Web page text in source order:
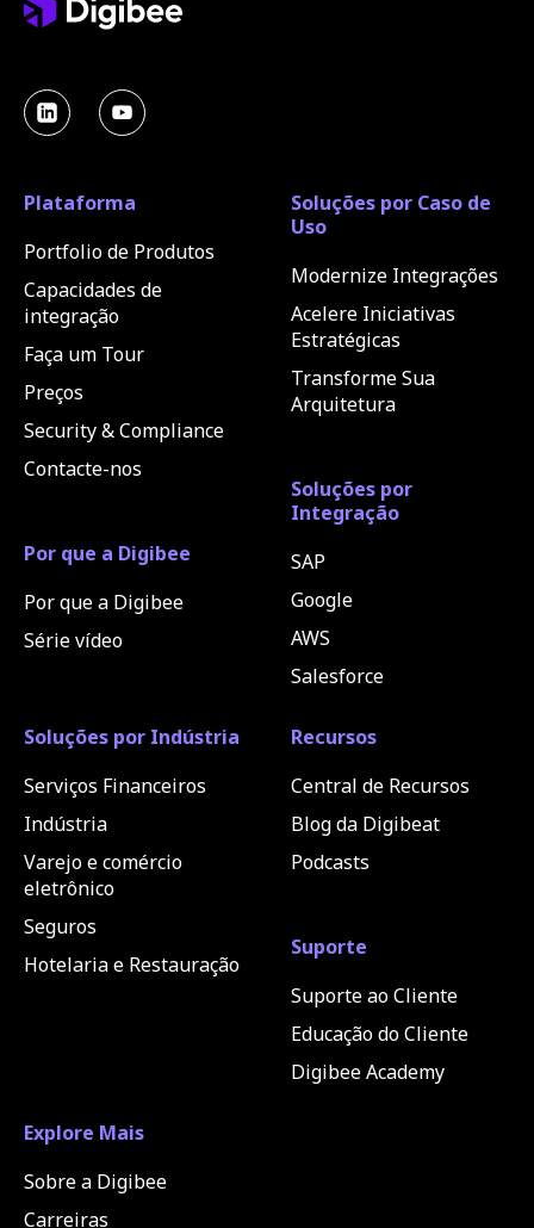
Plataforma
Portfolio de Produtos
Capacidades de
integração
Faça um Tour
Preços
Security & Compliance
Contacte-nos
Por que a Digibee
Por que a Digibee
Série vídeo
Soluções por Caso de
Uso
Modernize Integrações
Acelere Iniciativas
Estratégicas
Transforme Sua
Arquitetura
Soluções por
Integração
SAP
Google
AWS
Salesforce
Soluções por Indústria
Serviços Financeiros
Indústria
Varejo e comércio
eletrônico
Seguros
Hotelaria e Restauração
Recursos
Central de Recursos
Blog da Digibeat
Podcasts
Suporte
Suporte ao Cliente
Educação do Cliente
Digibee Academy
Explore Mais
Sobre a Digibee
Carreiras